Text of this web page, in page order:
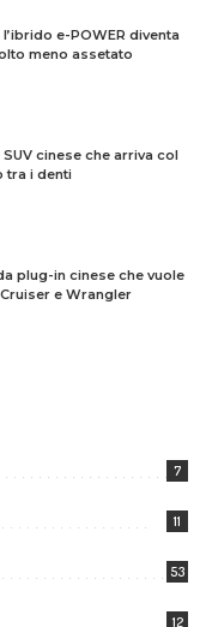
e-POWER diventa
meno assetato
cinese che arriva col
tra i denti
plug-in cinese che vuole
e Wrangler
7
11
53
12